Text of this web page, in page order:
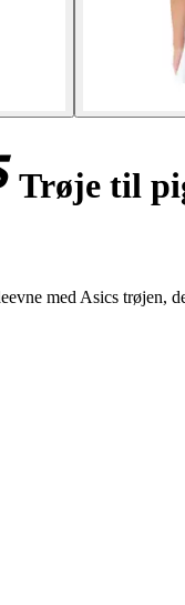
Trøje til
med Asics trøjen,